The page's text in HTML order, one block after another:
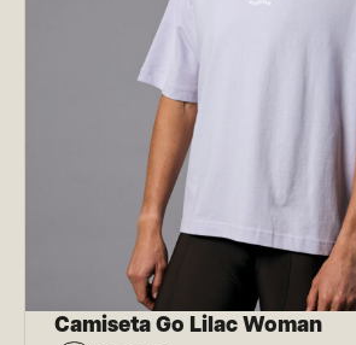
Camiseta Go Lilac Woman